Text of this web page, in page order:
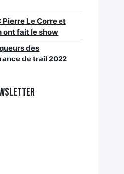
Pierre Le Corre et
ont fait le show
des
de trail 2022